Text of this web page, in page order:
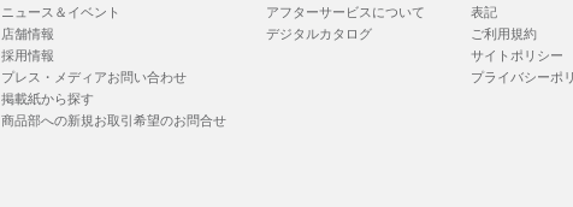
ニュース＆イベント
店舗情報
採用情報
プレス・メディアお問い合わせ
掲載紙から探す
商品部への新規お取引希望のお問合せ
アフターサービスについて
デジタルカタログ
表記
ご利用規約
サイトポリシー
プライバシーポ